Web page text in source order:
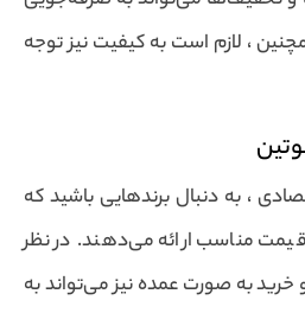
، لازم است به کیفیت نیز توجه
، به دنبال برندهایی باشید که
مناسب ارائه می‌دهند. در نظر
به صورت عمده نیز می‌تواند به